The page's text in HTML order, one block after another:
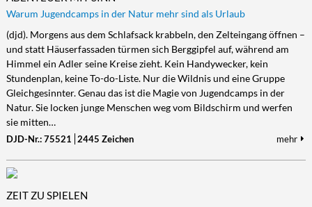
Tiere
Vorsorge/Versicherung
Wirtschaft/Recht
Gesundheit
Gesundheit/Vitalität
Vorsorge
Zahngesundheit
LEBENSART
Beauty
Freizeit
Kultur/Literatur
Soziales/Umwelt
Sport
Wellness
MOBILES LEBEN
Mobiles Leben
Auto/Motorrad
Fahrrad/E-Bike
REISE/TOURISTIK
Reise/Touristik
Landschaft/Berge
Städte/Kultur
Weitere Reisethemen
RUND UMS HAUS
Rund ums Haus
Garten
Haus
Ratgeber
TECHNIK
Technik
Hardware/Software
Kommunikation/Internet
Warum Jugendcamps in der Natur mehr sind als Urlaub
(djd). Morgens aus dem Schlafsack krabbeln, den Zelteingang öffnen –
und statt Häuserfassaden türmen sich Berggipfel auf, während am
Himmel ein Adler seine Kreise zieht. Kein Handywecker, kein
Stundenplan, keine To-do-Liste. Nur die Wildnis und eine Gruppe
Gleichgesinnter. Genau das ist die Magie von Jugendcamps in der
Natur. Sie locken junge Menschen weg vom Bildschirm und werfen
sie mitten…
DJD-Nr.: 75521 2445 Zeichen mehr
ZEIT ZU SPIELEN